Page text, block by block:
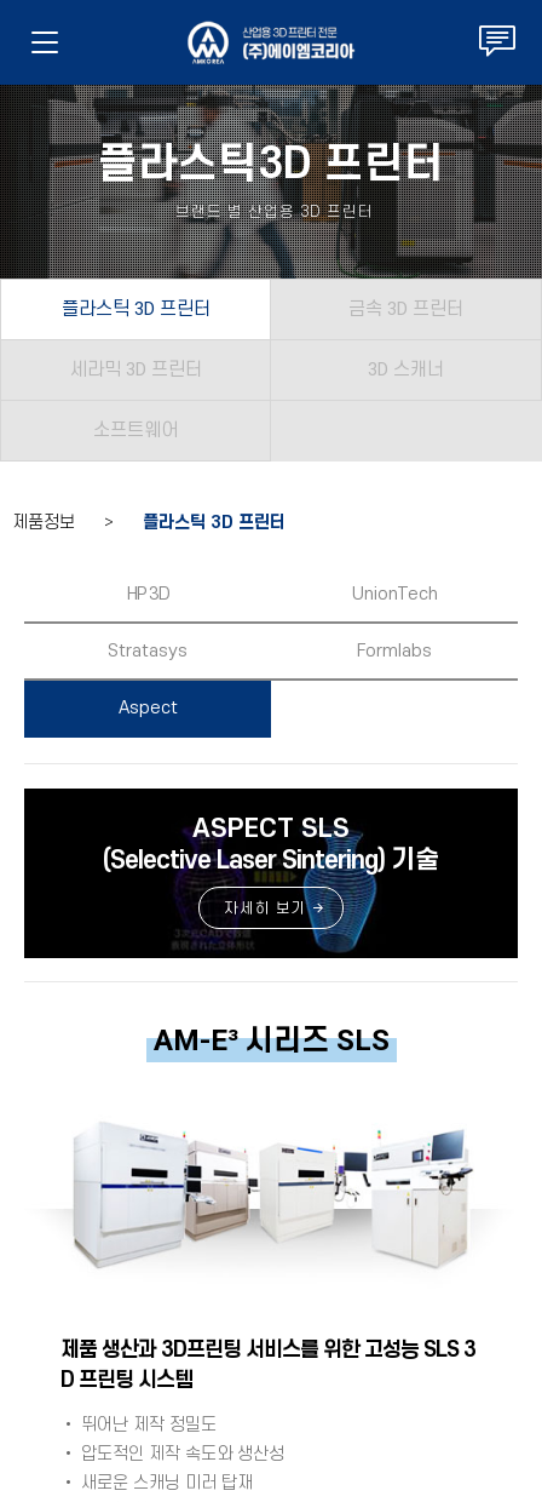
플라스틱3D 프린터
브랜드 별 산업용 3D 프린터
플라스틱 3D 프린터 금속 3D 프린터
세라믹 3D 프린터 3D 스캐너
소프트웨어
제품정보 > 플라스틱 3D 프린터
HP 3D UnionTech
Stratasys Formlabs
Aspect
ASPECT SLS
(Selective Laser Sintering) 기술
자세히 보기
AM-E³ 시리즈 SLS
제품 생산과 3D프린팅 서비스를 위한 고성능 SLS 3
D 프린팅 시스템
• 뛰어난 제작 정밀도
• 압도적인 제작 속도와 생산성
• 새로운 스캐닝 미러 탑재